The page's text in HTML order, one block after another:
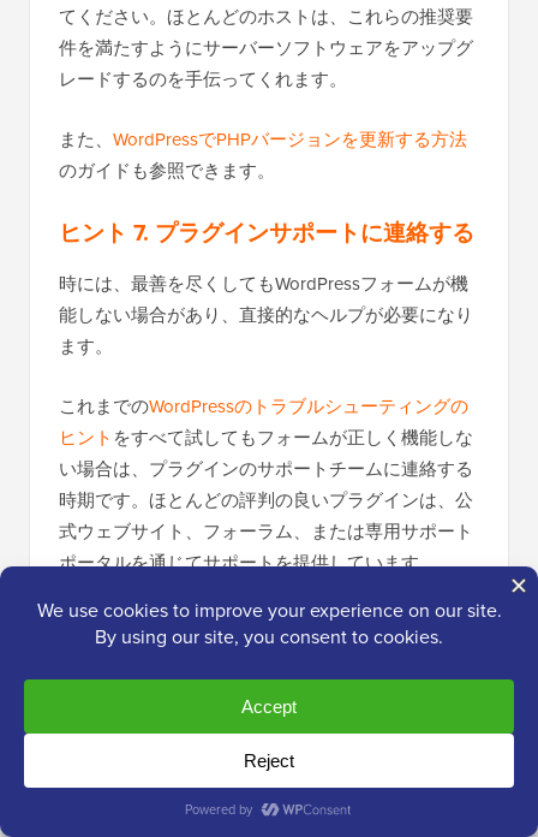
てください。ほとんどのホストは、これらの推奨要
件を満たすようにサーバーソフトウェアをアップグ
レードするのを手伝ってくれます。
また、 WordPressでPHPバージョンを更新する方法
のガイドも参照できます。
ヒント 7. プラグインサポートに連絡する
時には、最善を尽くしてもWordPressフォームが機
能しない場合があり、直接的なヘルプが必要になり
ます。
これまでのWordPressのトラブルシューティングの
ヒント をすべて試してもフォームが正しく機能しな
い場合は、プラグインのサポートチームに連絡する
時期です。ほとんどの評判の良いプラグインは、公
式ウェブサイト、フォーラム、または専用サポート
ポータルを通じてサポートを提供しています。
WPFormsでは、サポートのためにメールチケットを
送信できます。サポートチームに連絡するには、
WPFormsアカウントにログインし、「サポート」タ
ブを選択するだけです。